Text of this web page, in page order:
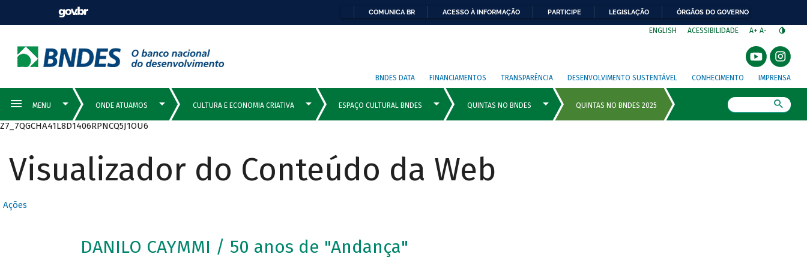
COMUNICA BR ACESSO À INFORMAÇÃO PARTICIPE LEGISLAÇÃO ÓRGÃOS DO GOVERNO
ENGLISH ACESSIBILIDADE A+ A-
BNDES DATA FINANCIAMENTOS TRANSPARÊNCIA DESENVOLVIMENTO SUSTENTÁVEL CONHECIMENTO IMPRENSA
Z7_7QGCHA41L8D1406RPNCQ5J1OU6
Visualizador do Conteúdo da Web
Ações
DANILO CAYMMI / 50 anos de "Andança"